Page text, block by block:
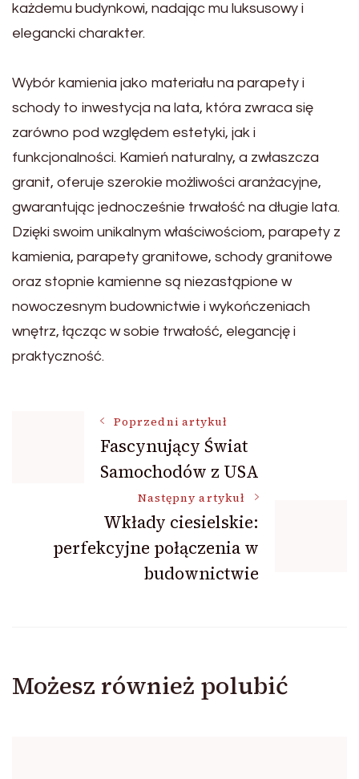
każdemu budynkowi, nadając mu luksusowy i
elegancki charakter.
Wybór kamienia jako materiału na parapety i
schody to inwestycja na lata, która zwraca się
zarówno pod względem estetyki, jak i
funkcjonalności. Kamień naturalny, a zwłaszcza
granit, oferuje szerokie możliwości aranżacyjne,
gwarantując jednocześnie trwałość na długie lata.
Dzięki swoim unikalnym właściwościom, parapety z
kamienia, parapety granitowe, schody granitowe
oraz stopnie kamienne są niezastąpione w
nowoczesnym budownictwie i wykończeniach
wnętrz, łącząc w sobie trwałość, elegancję i
praktyczność.
Nawigacja
wpisu
Poprzedni artykuł
Fascynujący Świat
Samochodów z USA
Następny artykuł
Wkłady ciesielskie:
perfekcyjne połączenia w
budownictwie
Możesz również polubić